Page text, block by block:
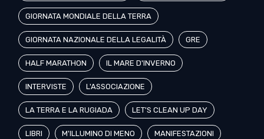
GIORNATA MONDIALE DELLA TERRA
GIORNATA NAZIONALE DELLA LEGALITÀ GRE
HALF MARATHON IL MARE D'INVERNO
INTERVISTE L'ASSOCIAZIONE
LA TERRA E LA RUGIADA LET'S CLEAN UP DAY
LIBRI M'ILLUMINO DI MENO MANIFESTAZIONI